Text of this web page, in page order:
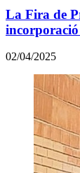
La Fira de
incorporació
02/04/2025